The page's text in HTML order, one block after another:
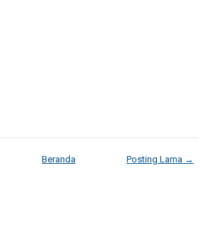
Posting Lama →
Beranda